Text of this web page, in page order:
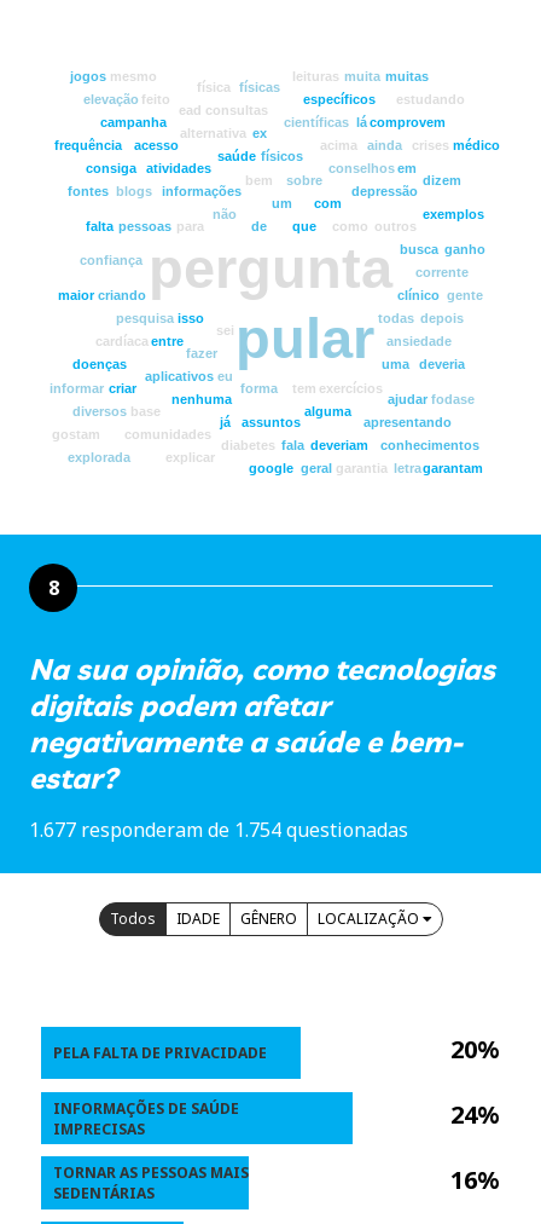
pergunta
pular
de que
sei
não
um
com
como
fazer
informações
isso
para
sobre
aplicativos
atividades
bem
conselhos
depressão
entre
exercícios
forma
físicos
nenhuma
outros
pesquisa
pessoas
saúde
tem
todas
uma
acesso acima ainda
ajudar
alguma
alternativa
ansiedade
apresentando
assuntos
base
blogs
busca
campanha
cardíaca
científicas
clínico
comprovem
comunidades
confiança
conhecimentos
consiga
consultas
corrente
criando
criar
crises
depois
deveria
deveriam
diabetes
diversos
dizem
doenças
ead
elevação
em
específicos estudando
eu
ex
exemplos
explicar
explorada
fala
falta
feito
fodase
fontes
frequência
física físicas
ganho
garantam
garantia
gente
geral
google
gostam
informar
jogos
já
leituras
letra
lá
maior
mesmo muita muitas
médico
8
Na sua opinião, como tecnologias
digitais podem afetar
negativamente a saúde e bem-
estar?
1.677 responderam de 1.754 questionadas
Todos IDADE GÊNERO LOCALIZAÇÃO
20%
24%
16%
PELA FALTA DE PRIVACIDADE
INFORMAÇÕES DE SAÚDE
IMPRECISAS
TORNAR AS PESSOAS MAIS
SEDENTÁRIAS